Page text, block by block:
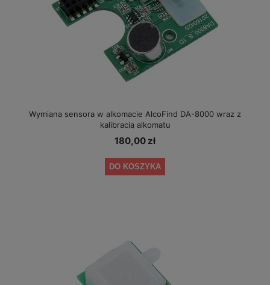
Wymiana sensora w alkomacie AlcoFind DA-8000 wraz z
kalibracją alkomatu
180,00 zł
DO KOSZYKA